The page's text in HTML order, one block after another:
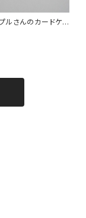
ルさんのカードケ